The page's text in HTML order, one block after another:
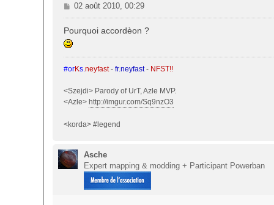
M
e
s
s
a
g
e
02 août 2010, 00:29
Pourquoi accordèon ?
#orKs.neyfast- fr.neyfast- NFST!!
<Szejdi> Parody of UrT, Azle MVP.
<Azle> http://imgur.com/Sq9nzO3
<korda> #legend
Asche
Expert mapping & modding + Participant Powerban